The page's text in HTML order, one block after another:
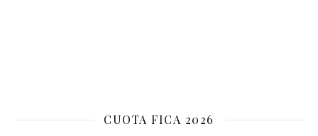
CUOTA FICA 2026